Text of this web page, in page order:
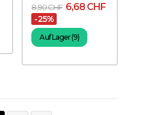
8,90 CHF 6,68 CHF
-25%
Auf Lager (9)